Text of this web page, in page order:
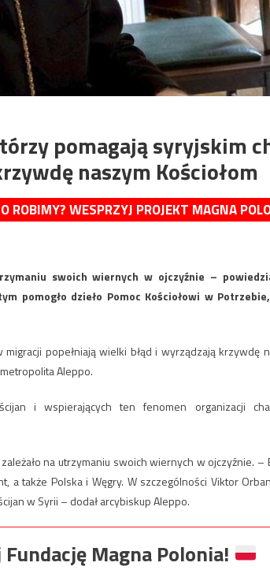
pomagają syryjskim
naszym Kościołom
ROBIMY? WESPRZYJ PROJEKT MAGNA
swoich wiernych w ojczyźnie –
pomogło dzieło Pomoc Kościołowi w
popełniają wielki błąd i wyrządzają krzywdę
Aleppo.
i wspierających ten fenomen organizacji
na utrzymaniu swoich wiernych w ojczyźnie. –
a także Polska i Węgry. W szczególności Viktor
w Syrii – dodał arcybiskup Aleppo.
Magna Polonia!